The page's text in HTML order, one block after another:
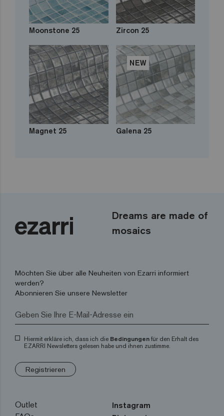
Moonstone 25 Zircon 25
Magnet 25
NEW
Galena 25
Dreams are made of
mosaics
Möchten Sie über alle Neuheiten von Ezarri informiert
werden?
Abonnieren Sie unsere Newsletter
Hiermit erkläre ich, dass ich die Bedingungen für den Erhalt des
EZARRI Newsletters gelesen habe und ihnen zustimme.
Registrieren
Outlet
Instagram